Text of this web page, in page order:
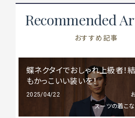
Recommended
おすすめ記事
蝶ネクタイでおしゃれ上級者！
もかっこいい装いを！
2025/04/22
スーツの着こな